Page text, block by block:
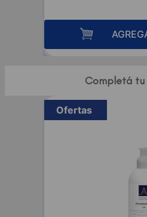
Completá tu
Ofertas